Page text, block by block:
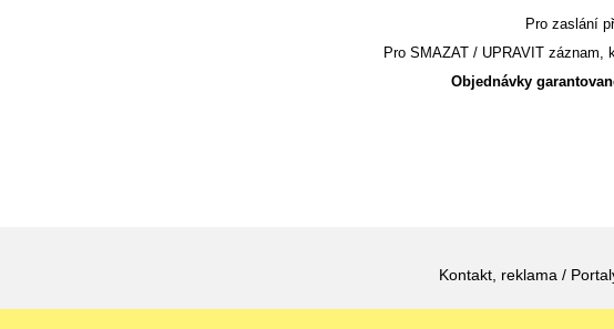
Pro zaslání
Pro SMAZAT / UPRAVIT
Objednávky
Kontakt, reklama /